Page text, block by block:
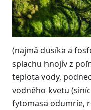
(najmä dusíka a
splachu hnojív z
teplota vody,
vodného kvetu
fytomasa odumrie,